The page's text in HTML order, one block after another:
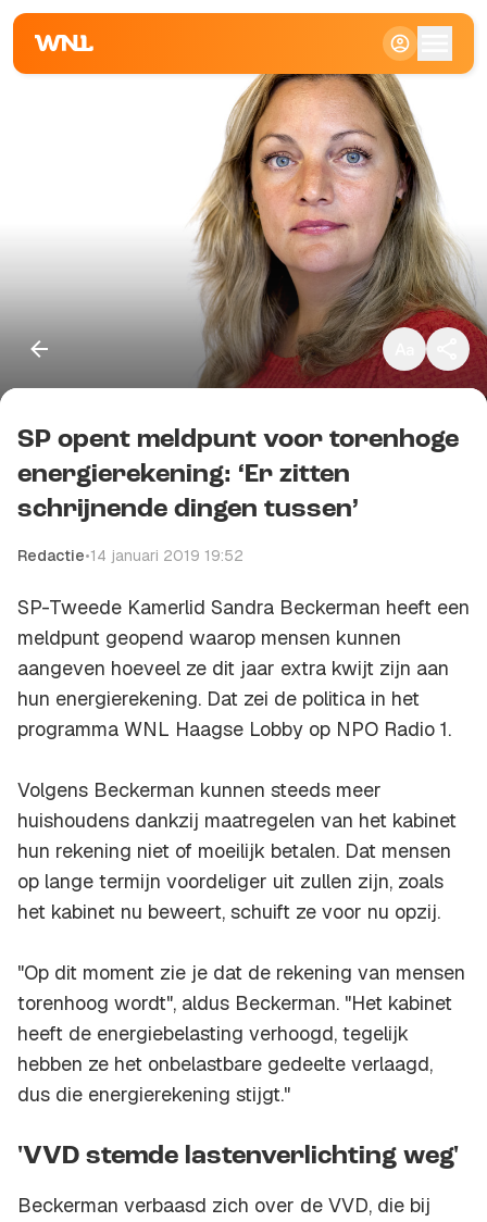
Klein
Standaard
Groot
Kopieer link
SP opent meldpunt voor torenhoge
energierekening: ‘Er zitten
schrijnende dingen tussen’
Redactie•14 januari 2019 19:52
SP-Tweede Kamerlid Sandra Beckerman heeft een
meldpunt geopend waarop mensen kunnen
aangeven hoeveel ze dit jaar extra kwijt zijn aan
hun energierekening. Dat zei de politica in het
programma WNL Haagse Lobby op NPO Radio 1.
Volgens Beckerman kunnen steeds meer
huishoudens dankzij maatregelen van het kabinet
hun rekening niet of moeilijk betalen. Dat mensen
op lange termijn voordeliger uit zullen zijn, zoals
het kabinet nu beweert, schuift ze voor nu opzij.
"Op dit moment zie je dat de rekening van mensen
torenhoog wordt", aldus Beckerman. "Het kabinet
heeft de energiebelasting verhoogd, tegelijk
hebben ze het onbelastbare gedeelte verlaagd,
dus die energierekening stijgt."
'VVD stemde lastenverlichting weg'
Beckerman verbaasd zich over de VVD, die bij